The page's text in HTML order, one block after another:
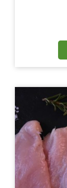
ha
varianti.
possono
essere
scelte
pagina
del